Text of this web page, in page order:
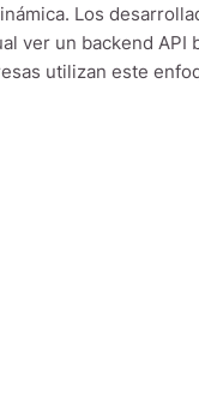
Los
ver un backend
utilizan este
en Drupal.